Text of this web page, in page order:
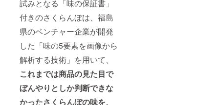
試みとなる「味の保証書」
付きのさくらんぼは、福島
県のベンチャー企業が開発
した「味の5要素を画像から
解析する技術」を用いて、
これまでは商品の見た目で
ぼんやりとしか判断できな
かったさくらんぼの味を、